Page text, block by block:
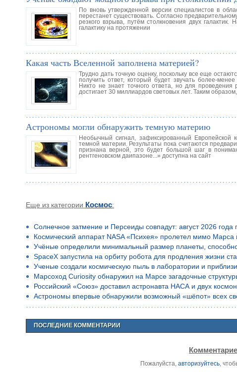
По вновь утвержденной версии специалистов в
перестанет существовать. Согласно
резкого взрыва, путём столкновения двух
галактику на протяжении
Какая часть Вселенной заполнена материей?
Трудно дать точную оценку, поскольку все еще
получить ответ, который будет звучать более-
Никто не знает точного ответа, но для проведения
достигает 30 миллиардов световых лет. Таким
Астрономы могли обнаружить темную материю
Необычный сигнал, зафиксированный Европейской
темной материи. Результаты пока считаются
признана верной, это будет большой шаг в
рентгеновском даипазоне...» доступна на сайт
Еще из категории Космос:
Солнечное затмение и Персеиды совпадут: август 2026 года
Космический аппарат NASA «Психея» пролетел мимо
Учёные определили минимальный размер планеты,
SpaceX запустила на орбиту робота для продления жизни
Ученые создали космическую пыль в лаборатории и
Марсоход Curiosity обнаружил на Марсе загадочные
Российский «Союз» доставил астронавта НАСА и двух
Астрономы впервые обнаружили возможный «шёпот» всех
ПОСЛЕДНИЕ КОММЕНТАРИИ
Пожалуйста, авторизуйтесь,